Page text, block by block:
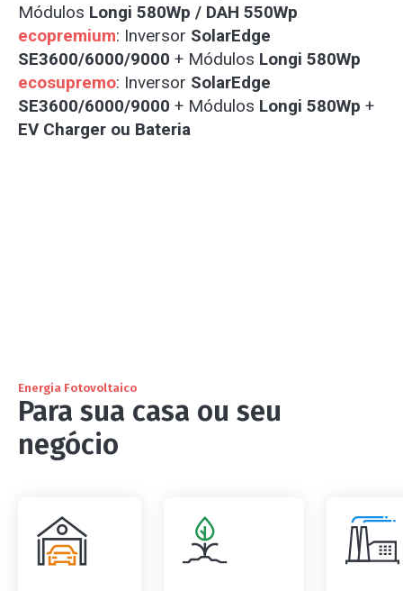
Módulos Longi 580Wp / DAH 550Wp
ecopremium: Inversor SolarEdge
SE3600/6000/9000 + Módulos Longi 580Wp
ecosupremo: Inversor SolarEdge
SE3600/6000/9000 + Módulos Longi 580Wp +
EV Charger ou Bateria
Energia Fotovoltaico
Para sua casa ou seu
negócio